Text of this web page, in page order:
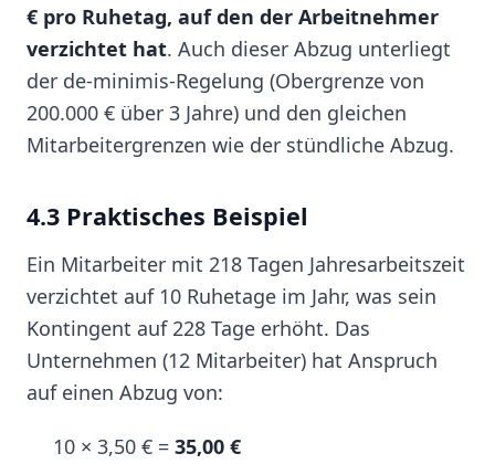
€ pro Ruhetag, auf den der Arbeitnehmer
verzichtet hat. Auch dieser Abzug unterliegt
der de-minimis-Regelung (Obergrenze von
200.000 € über 3 Jahre) und den gleichen
Mitarbeitergrenzen wie der stündliche Abzug.
4.3 Praktisches Beispiel
Ein Mitarbeiter mit 218 Tagen Jahresarbeitszeit
verzichtet auf 10 Ruhetage im Jahr, was sein
Kontingent auf 228 Tage erhöht. Das
Unternehmen (12 Mitarbeiter) hat Anspruch
auf einen Abzug von:
10 × 3,50 € = 35,00 €